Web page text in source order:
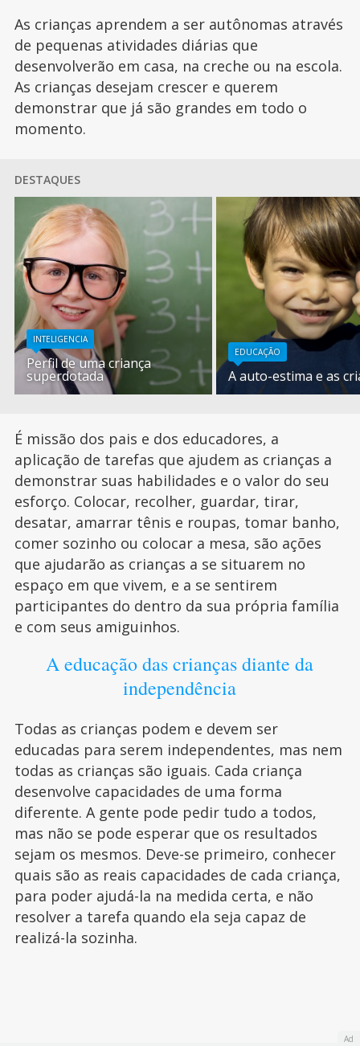
As crianças aprendem a ser autônomas através
de pequenas atividades diárias que
desenvolverão em casa, na creche ou na escola.
As crianças desejam crescer e querem
demonstrar que já são grandes em todo o
momento.
DESTAQUES
INTELIGENCIA
Perfil de uma criança
superdotada
EDUCAÇÃO
A auto-estima e as
É missão dos pais e dos educadores, a
aplicação de tarefas que ajudem as crianças a
demonstrar suas habilidades e o valor do seu
esforço. Colocar, recolher, guardar, tirar,
desatar, amarrar tênis e roupas, tomar banho,
comer sozinho ou colocar a mesa, são ações
que ajudarão as crianças a se situarem no
espaço em que vivem, e a se sentirem
participantes do dentro da sua própria família
e com seus amiguinhos.
A educação das crianças diante da
independência
Todas as crianças podem e devem ser
educadas para serem independentes, mas nem
todas as crianças são iguais. Cada criança
desenvolve capacidades de uma forma
diferente. A gente pode pedir tudo a todos,
mas não se pode esperar que os resultados
sejam os mesmos. Deve-se primeiro, conhecer
quais são as reais capacidades de cada criança,
para poder ajudá-la na medida certa, e não
resolver a tarefa quando ela seja capaz de
realizá-la sozinha.
Ad